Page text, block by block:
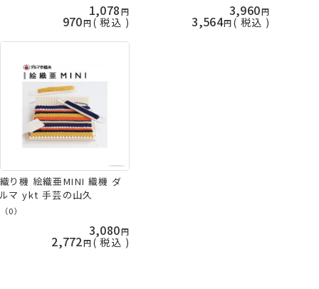
1,078
970 税込
3,960
3,564 税込
織り機 絵織亜MINI 織機 ダ
ルマ ykt 手芸の山久
（0）
3,080
2,772 税込